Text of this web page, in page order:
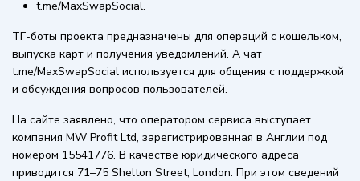
t.me/MaxSwapSocial.
ТГ-боты проекта предназначены для операций с кошельком,
выпуска карт и получения уведомлений. А чат
t.me/MaxSwapSocial используется для общения с поддержкой
и обсуждения вопросов пользователей.
На сайте заявлено, что оператором сервиса выступает
компания MW Profit Ltd, зарегистрированная в Англии под
номером 15541776. В качестве юридического адреса
приводится 71–75 Shelton Street, London. При этом сведений